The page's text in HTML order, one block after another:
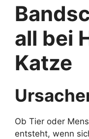
all bei
Katze
Ob Tier oder
entsteht, wenn